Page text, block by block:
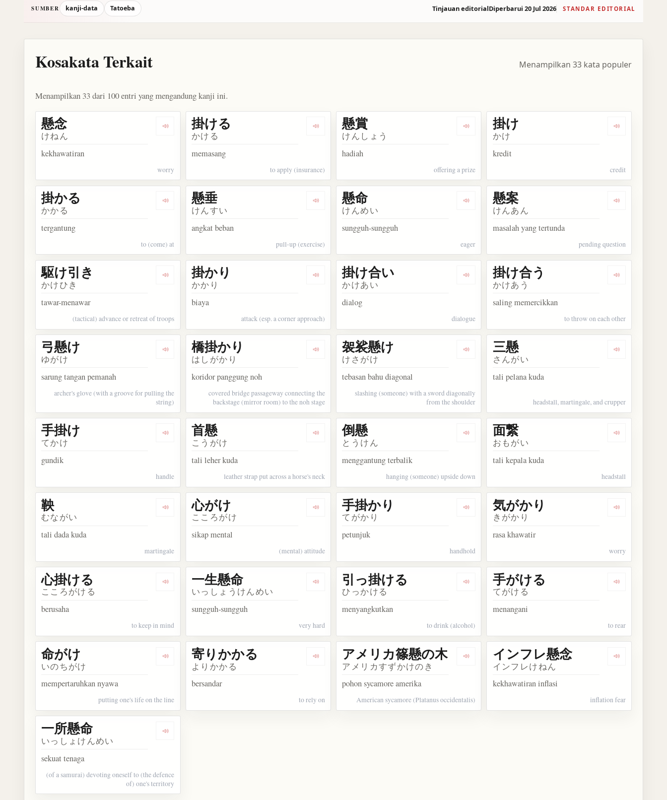
SUMBER kanji-data Tatoeba Tinjauan editorialDiperbarui 20 Jul 2026 STANDAR EDITORIAL
Kosakata Terkait Menampilkan 33 kata populer
Menampilkan 33 dari 100 entri yang mengandung kanji ini.
Dengarkan kosakata 懸念
懸念
けねん
kekhawatiran
worry
Dengarkan kosakata 掛ける
掛ける
かける
memasang
to apply (insurance)
Dengarkan kosakata 懸賞
懸賞
けんしょう
hadiah
offering a prize
Dengarkan
掛け
かけ
kredit
credit
Dengarkan kosakata 掛かる
掛かる
かかる
tergantung
to (come) at
Dengarkan kosakata 懸垂
懸垂
けんすい
angkat beban
pull-up (exercise)
Dengarkan kosakata 懸命
懸命
けんめい
sungguh-sungguh
eager
Dengarkan
懸案
けんあん
masalah yang tertunda
pending question
Dengarkan kosakata 駆け引き
駆け引き
かけひき
tawar-menawar
(tactical) advance or retreat of troops
Dengarkan kosakata 掛かり
掛かり
かかり
biaya
attack (esp. a corner approach)
Dengarkan kosakata 掛け合い
掛け合い
かけあい
dialog
dialogue
Dengarkan
掛け合う
かけあう
saling memercikkan
to throw on each other
Dengarkan kosakata 弓懸け
弓懸け
ゆがけ
sarung tangan pemanah
archer's glove (with a groove for pulling the
string)
Dengarkan kosakata 橋掛かり
橋掛かり
はしがかり
koridor panggung noh
covered bridge passageway connecting the
backstage (mirror room) to the noh stage
Dengarkan kosakata 袈裟懸け
袈裟懸け
けさがけ
tebasan bahu diagonal
slashing (someone) with a sword diagonally
from the shoulder
Dengarkan
三懸
さんがい
tali pelana kuda
headstall, martingale, and crupper
Dengarkan kosakata 手掛け
手掛け
てかけ
gundik
handle
Dengarkan kosakata 首懸
首懸
こうがけ
tali leher kuda
leather strap put across a horse's neck
Dengarkan kosakata 倒懸
倒懸
とうけん
menggantung terbalik
hanging (someone) upside down
Dengarkan
面繋
おもがい
tali kepala kuda
headstall
Dengarkan kosakata 鞅
鞅
むながい
tali dada kuda
martingale
Dengarkan kosakata 心がけ
心がけ
こころがけ
sikap mental
(mental) attitude
Dengarkan kosakata 手掛かり
手掛かり
てがかり
petunjuk
handhold
Dengarkan
気がかり
きがかり
rasa khawatir
worry
Dengarkan kosakata 心掛ける
心掛ける
こころがける
berusaha
to keep in mind
Dengarkan kosakata 一生懸命
一生懸命
いっしょうけんめい
sungguh-sungguh
very hard
Dengarkan kosakata 引っ掛ける
引っ掛ける
ひっかける
menyangkutkan
to drink (alcohol)
Dengarkan
手がける
てがける
menangani
to rear
Dengarkan kosakata 命がけ
命がけ
いのちがけ
mempertaruhkan nyawa
putting one's life on the line
Dengarkan kosakata 寄りかかる
寄りかかる
よりかかる
bersandar
to rely on
Dengarkan kosakata アメリカ篠懸の木
アメリカ篠懸の木
アメリカすずかけのき
pohon sycamore amerika
American sycamore (Platanus occidentalis)
Dengarkan
インフレ懸念
インフレけねん
kekhawatiran inflasi
inflation fear
Dengarkan kosakata 一所懸命
一所懸命
いっしょけんめい
sekuat tenaga
(of a samurai) devoting oneself to (the defence
of) one's territory